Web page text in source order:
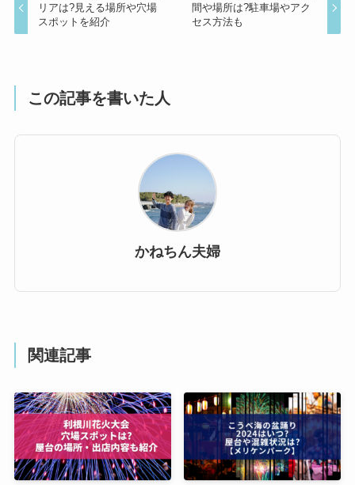
リアは?見える場所や穴場
スポットを紹介
間や場所は?駐車場やアク
セス方法も
この記事を書いた人
かねちん夫婦
関連記事